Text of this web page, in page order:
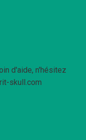
d'aide, n'hésitez
skull.com